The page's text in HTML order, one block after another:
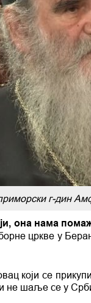
г-дин
она нама
цркве у
који се
не шаље се у